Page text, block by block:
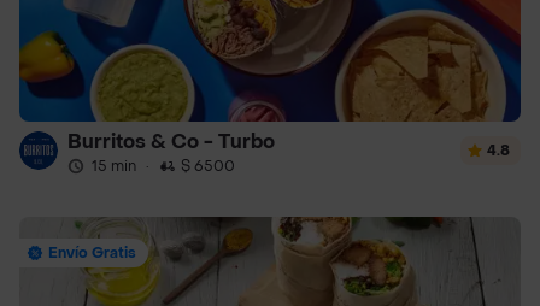
Burritos & Co - Turbo
15 min · $ 6500
4.8
Envío Gratis